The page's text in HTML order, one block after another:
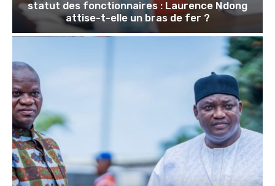
statut des fonctionnaires : Laurence Ndong
attise-t-elle un bras de fer ?